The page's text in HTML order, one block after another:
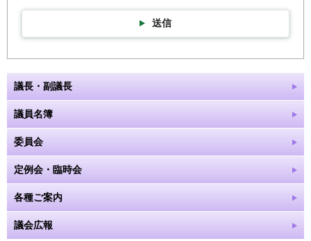
送信
議長・副議長
議員名簿
委員会
定例会・臨時会
各種ご案内
議会広報